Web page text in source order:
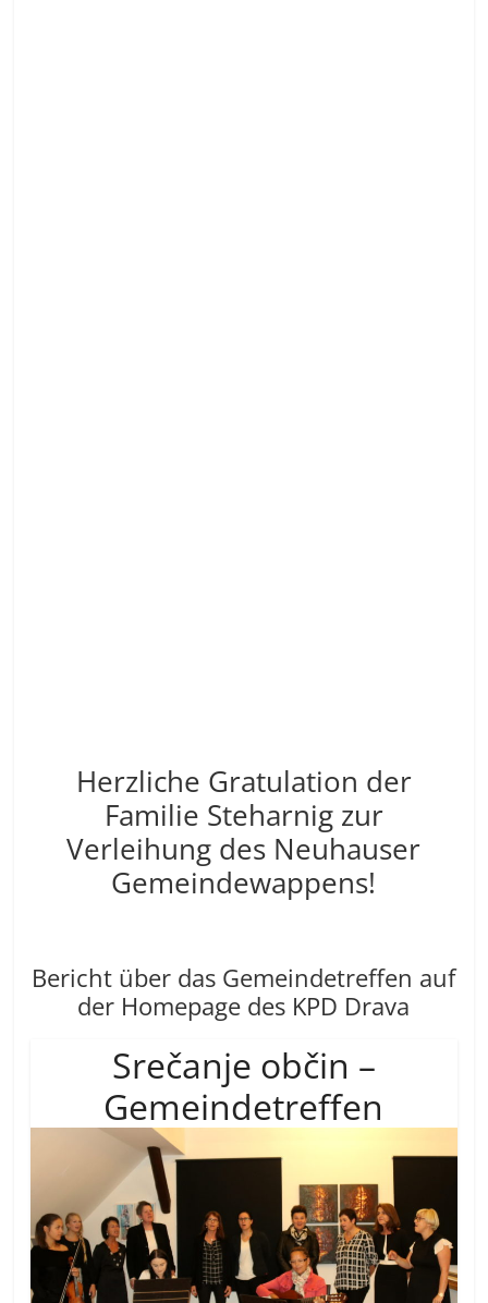
Herzliche Gratulation der
Familie Steharnig zur
Verleihung des Neuhauser
Gemeindewappens!
Bericht über das Gemeindetreffen auf
der Homepage des KPD Drava
Srečanje občin –
Gemeindetreffen